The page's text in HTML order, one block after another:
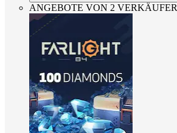
ANGEBOTE VON 2 VERKÄUFER